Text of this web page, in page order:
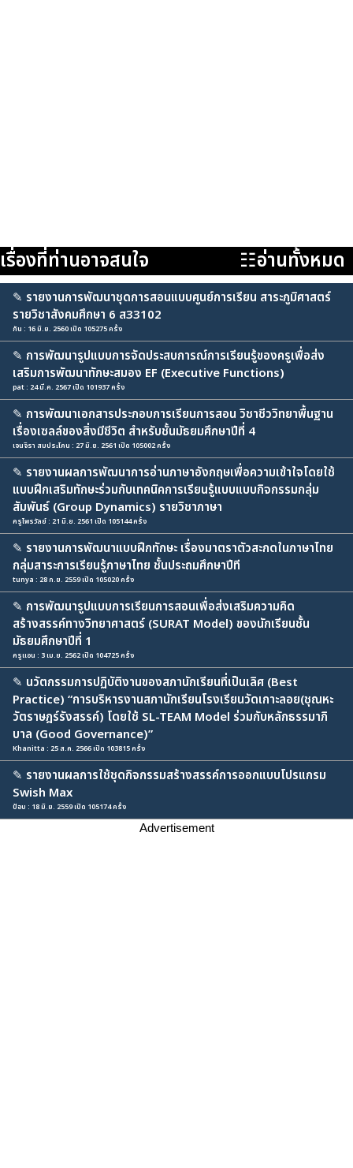
เรื่องที่ท่านอาจสนใจ ☷อ่านทั้งหมด
✎ รายงานการพัฒนาชุดการสอนแบบศูนย์การเรียน สาระภูมิศาสตร์
รายวิชาสังคมศึกษา 6 ส33102
กัน : 16 มิ.ย. 2560 เปิด 105275 ครั้ง
✎ การพัฒนารูปแบบการจัดประสบการณ์การเรียนรู้ของครูเพื่อส่ง
เสริมการพัฒนาทักษะสมอง EF (Executive Functions)
pat : 24 มี.ค. 2567 เปิด 101937 ครั้ง
✎ การพัฒนาเอกสารประกอบการเรียนการสอน วิชาชีววิทยาพื้นฐาน
เรื่องเซลล์ของสิ่งมีชีวิต สำหรับชั้นมัธยมศึกษาปีที่ 4
เจนจิรา สมประโคน : 27 มิ.ย. 2561 เปิด 105002 ครั้ง
✎ รายงานผลการพัฒนาการอ่านภาษาอังกฤษเพื่อความเข้าใจโดยใช้
แบบฝึกเสริมทักษะร่วมกับเทคนิคการเรียนรู้แบบแบบกิจกรรมกลุ่ม
สัมพันธ์ (Group Dynamics) รายวิชาภาษา
ครูไพรวัลย์ : 21 มิ.ย. 2561 เปิด 105144 ครั้ง
✎ รายงานการพัฒนาแบบฝึกทักษะ เรื่องมาตราตัวสะกดในภาษาไทย
กลุ่มสาระการเรียนรู้ภาษาไทย ชั้นประถมศึกษาปีที
tunya : 28 ก.ย. 2559 เปิด 105020 ครั้ง
✎ การพัฒนารูปแบบการเรียนการสอนเพื่อส่งเสริมความคิด
สร้างสรรค์ทางวิทยาศาสตร์ (SURAT Model) ของนักเรียนชั้น
มัธยมศึกษาปีที่ 1
ครูแอน : 3 เม.ย. 2562 เปิด 104725 ครั้ง
✎ นวัตกรรมการปฏิบัติงานของสภานักเรียนที่เป็นเลิศ (Best
Practice) “การบริหารงานสภานักเรียนโรงเรียนวัดเกาะลอย(ชุณหะ
วัตราษฎร์รังสรรค์) โดยใช้ SL-TEAM Model ร่วมกับหลักธรรมาภิ
บาล (Good Governance)”
Khanitta : 25 ส.ค. 2566 เปิด 103815 ครั้ง
✎ รายงานผลการใช้ชุดกิจกรรมสร้างสรรค์การออกแบบโปรแกรม
Swish Max
ป้อบ : 18 มิ.ย. 2559 เปิด 105174 ครั้ง
Advertisement